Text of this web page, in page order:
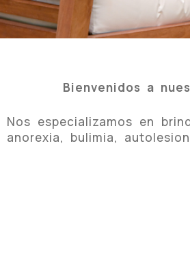
Bienvenidos a
Nos especializamos en
anorexia, bulimia,